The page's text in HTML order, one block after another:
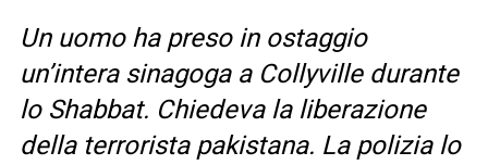
Un uomo ha preso in ostaggio
un’intera sinagoga a Collyville durante
lo Shabbat. Chiedeva la liberazione
della terrorista pakistana. La polizia lo